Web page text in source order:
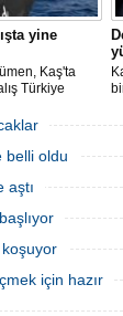
yine
Kaş'ta
Türkiye
yaparak
belli oldu
aştı
koşuyor
için hazır